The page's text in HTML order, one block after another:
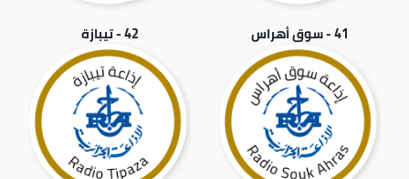
41 - سوق أهراس 42 - تيبازة